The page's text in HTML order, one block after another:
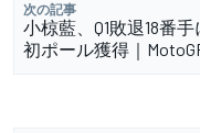
次の記事
小椋藍、Q1敗退18番
初ポール獲得｜